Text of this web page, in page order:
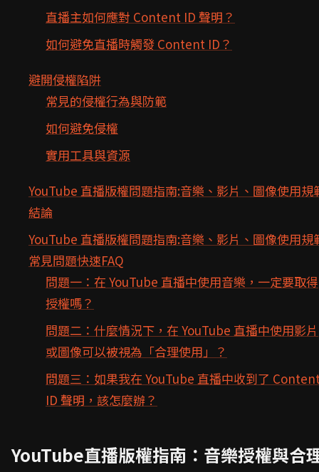
直播主如何應對 Content ID 聲明？
如何避免直播時觸發 Content ID？
避開侵權陷阱
常見的侵權行為與防範
如何避免侵權
實用工具與資源
YouTube 直播版權問題指南:音樂、影片、圖像使用規
結論
YouTube 直播版權問題指南:音樂、影片、圖像使用規
常見問題快速FAQ
問題一：在 YouTube 直播中使用音樂，一定要取得
授權嗎？
問題二：什麼情況下，在 YouTube 直播中使用影片
或圖像可以被視為「合理使用」？
問題三：如果我在 YouTube 直播中收到了
ID 聲明，該怎麼辦？
YouTube直播版權指南：音樂授權與合